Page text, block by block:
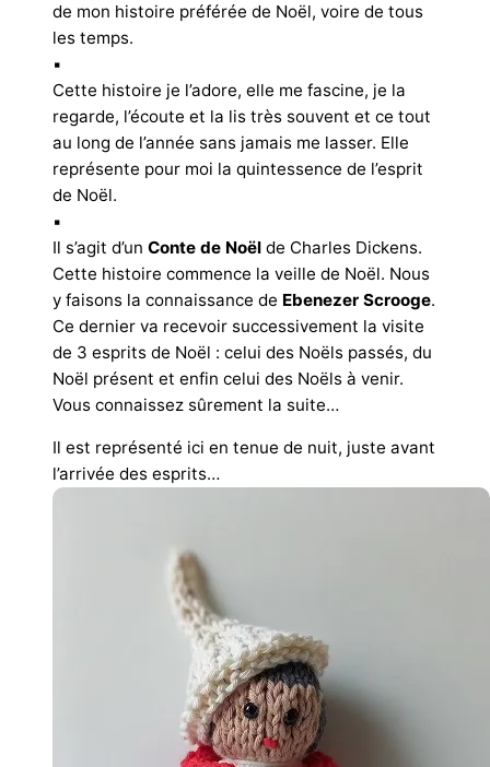
de mon histoire préférée de Noël, voire de tous
les temps.
▪︎
Cette histoire je l’adore, elle me fascine, je la
regarde, l’écoute et la lis très souvent et ce tout
au long de l’année sans jamais me lasser. Elle
représente pour moi la quintessence de l’esprit
de Noël.
▪︎
Il s’agit d’un Conte de Noël de Charles Dickens.
Cette histoire commence la veille de Noël. Nous
y faisons la connaissance de Ebenezer Scrooge.
Ce dernier va recevoir successivement la visite
de 3 esprits de Noël : celui des Noëls passés, du
Noël présent et enfin celui des Noëls à venir.
Vous connaissez sûrement la suite…
Il est représenté ici en tenue de nuit, juste avant
l’arrivée des esprits…